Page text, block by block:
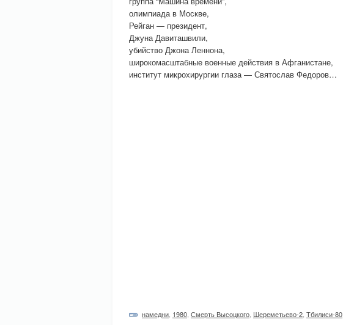
олимпиада в Москве,
Рейган — президент,
Джуна Давиташвили,
убийство Джона Леннона,
широкомасштабные военные действия в Афганистане,
институт микрохирургии глаза — Святослав Федоров…
намедни 1980 Смерть Высоцкого Шереметьево-2 Тбилиси-80